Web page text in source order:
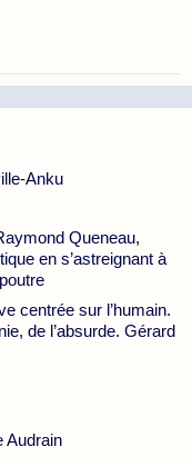
Anku
Queneau,
en s’astreignant à
centrée sur l’humain.
de l’absurde. Gérard
Audrain